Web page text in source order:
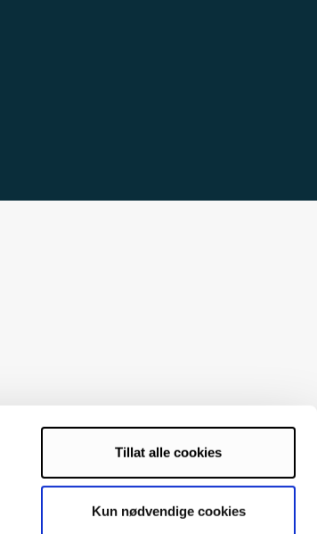
Tillat alle cookies
Kun nødvendige cookies